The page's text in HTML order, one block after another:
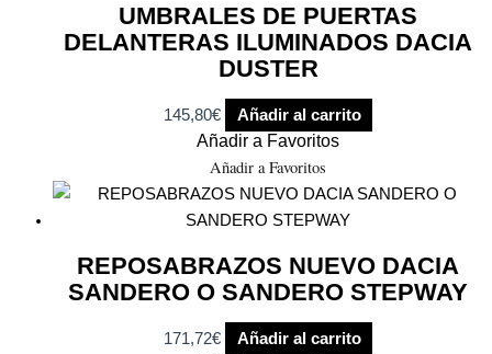
UMBRALES DE PUERTAS
DELANTERAS ILUMINADOS DACIA
DUSTER
145,80€ Añadir al carrito
Añadir a Favoritos
Añadir a Favoritos
REPOSABRAZOS NUEVO DACIA
SANDERO O SANDERO STEPWAY
171,72€ Añadir al carrito